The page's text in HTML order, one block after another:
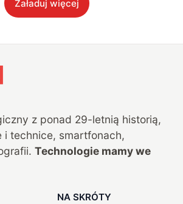
Załaduj więcej
z ponad 29-letnią historią,
i technice, smartfonach,
Technologie mamy we
NA SKRÓTY